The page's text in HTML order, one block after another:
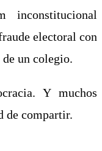
inconstitucional
electoral con
de un colegio.
Y muchos
de compartir.